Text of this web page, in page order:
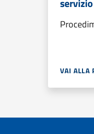
servizio
VAI ALLA